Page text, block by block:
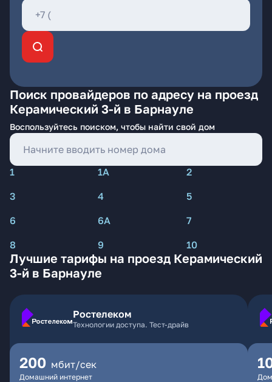
Поиск провайдеров по адресу на проезд
Керамический 3-й в Барнауле
Воспользуйтесь поиском, чтобы найти свой дом
1 1А
2
3
4
5
6
6А
7
8
9 10
Лучшие тарифы на проезд Керамический
3-й в Барнауле
Ростелеком
Технологии доступа. Тест-драйв
200 мбит/сек
Домашний интернет